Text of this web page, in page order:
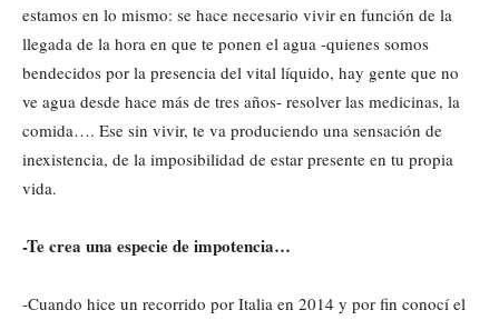
estamos en lo mismo: se hace necesario vivir en función de la
llegada de la hora en que te ponen el agua -quienes somos
bendecidos por la presencia del vital líquido, hay gente que no
ve agua desde hace más de tres años- resolver las medicinas, la
comida…. Ese sin vivir, te va produciendo una sensación de
inexistencia, de la imposibilidad de estar presente en tu propia
vida.
-Te crea una especie de impotencia…
-Cuando hice un recorrido por Italia en 2014 y por fin conocí el